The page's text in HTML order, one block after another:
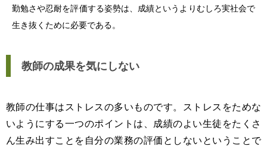
勤勉さや忍耐を評価する姿勢は、成績というよりむしろ実社会で
生き抜くために必要である。
教師の成果を気にしない
教師の仕事はストレスの多いものです。ストレスをためな
いようにする一つのポイントは、成績のよい生徒をたくさ
ん生み出すことを自分の業務の評価としないということで